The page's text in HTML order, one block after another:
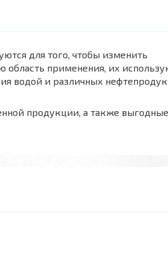
для того, чтобы изменить
применения, их
водой и различных
продукции, а также